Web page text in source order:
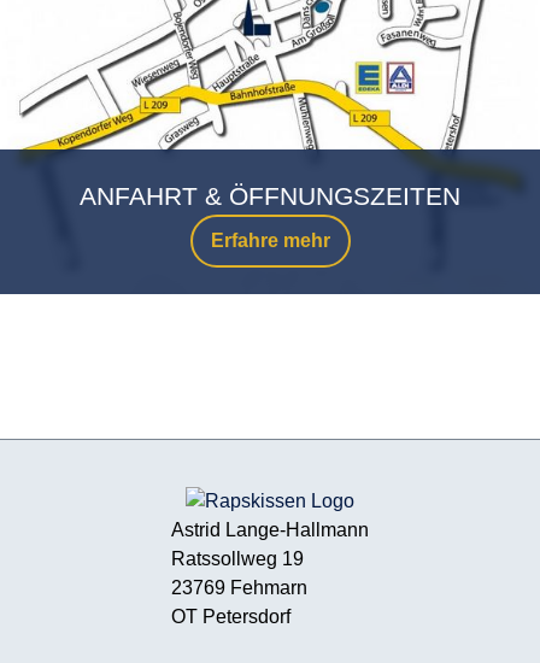
Erfahre mehr
ANFAHRT & ÖFFNUNGSZEITEN
Astrid Lange-Hallmann
Ratssollweg 19
23769 Fehmarn
OT Petersdorf